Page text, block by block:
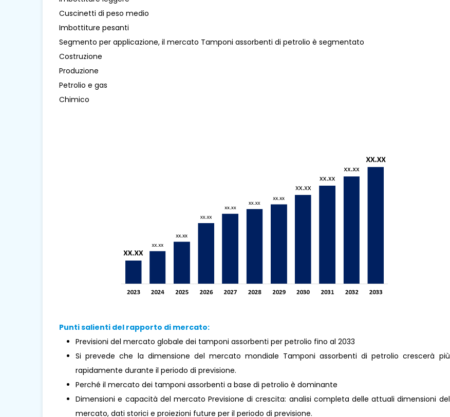
Cuscinetti di peso medio
Imbottiture pesanti
Segmento per applicazione, il mercato Tamponi assorbenti di petrolio è segmentato
Costruzione
Produzione
Petrolio e gas
Chimico
Punti salienti del rapporto di mercato:
Previsioni del mercato globale dei tamponi assorbenti per petrolio fino al 2033
Si prevede che la dimensione del mercato mondiale Tamponi assorbenti di petrolio crescerà più
rapidamente durante il periodo di previsione.
Perché il mercato dei tamponi assorbenti a base di petrolio è dominante
Dimensioni e capacità del mercato Previsione di crescita: analisi completa delle attuali dimensioni del
mercato, dati storici e proiezioni future per il periodo di previsione.